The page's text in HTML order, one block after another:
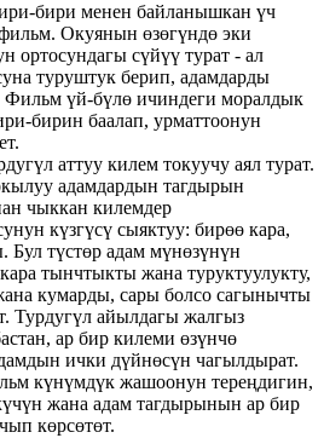
бири менен байланышкан үч
Окуянын өзөгүндө эки
ортосундагы сүйүү турат - ал
туруштук берип, адамдарды
Фильм үй-бүлө ичиндеги моралдык
бирин баалап, урматтоонун
аттуу килем токуучу аял турат.
адамдардын тагдырын
чыккан килемдер
күзгүсү сыяктуу: бирөө кара,
Бул түстөр адам мүнөзүнүн
тынчтыкты жана туруктуулукту,
кумарды, сары болсо сагынычты
Турдугүл айылдагы жалгыз
ар бир килеми өзүнчө
ички дүйнөсүн чагылдырат.
күнүмдүк жашоонун тереңдигин,
жана адам тагдырынын ар бир
көрсөтөт.